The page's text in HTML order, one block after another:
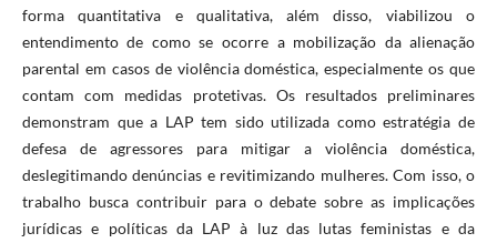
forma quantitativa e qualitativa, além disso, viabilizou o
entendimento de como se ocorre a mobilização da alienação
parental em casos de violência doméstica, especialmente os que
contam com medidas protetivas. Os resultados preliminares
demonstram que a LAP tem sido utilizada como estratégia de
defesa de agressores para mitigar a violência doméstica,
deslegitimando denúncias e revitimizando mulheres. Com isso, o
trabalho busca contribuir para o debate sobre as implicações
jurídicas e políticas da LAP à luz das lutas feministas e da